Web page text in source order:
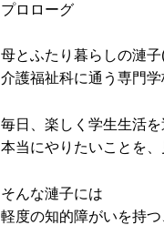
プロローグ
母とふたり暮らしの漣
介護福祉科に通う専門学
毎日、楽しく学生生活
本当にやりたいことを、
そんな漣子には
軽度の知的障がいを持